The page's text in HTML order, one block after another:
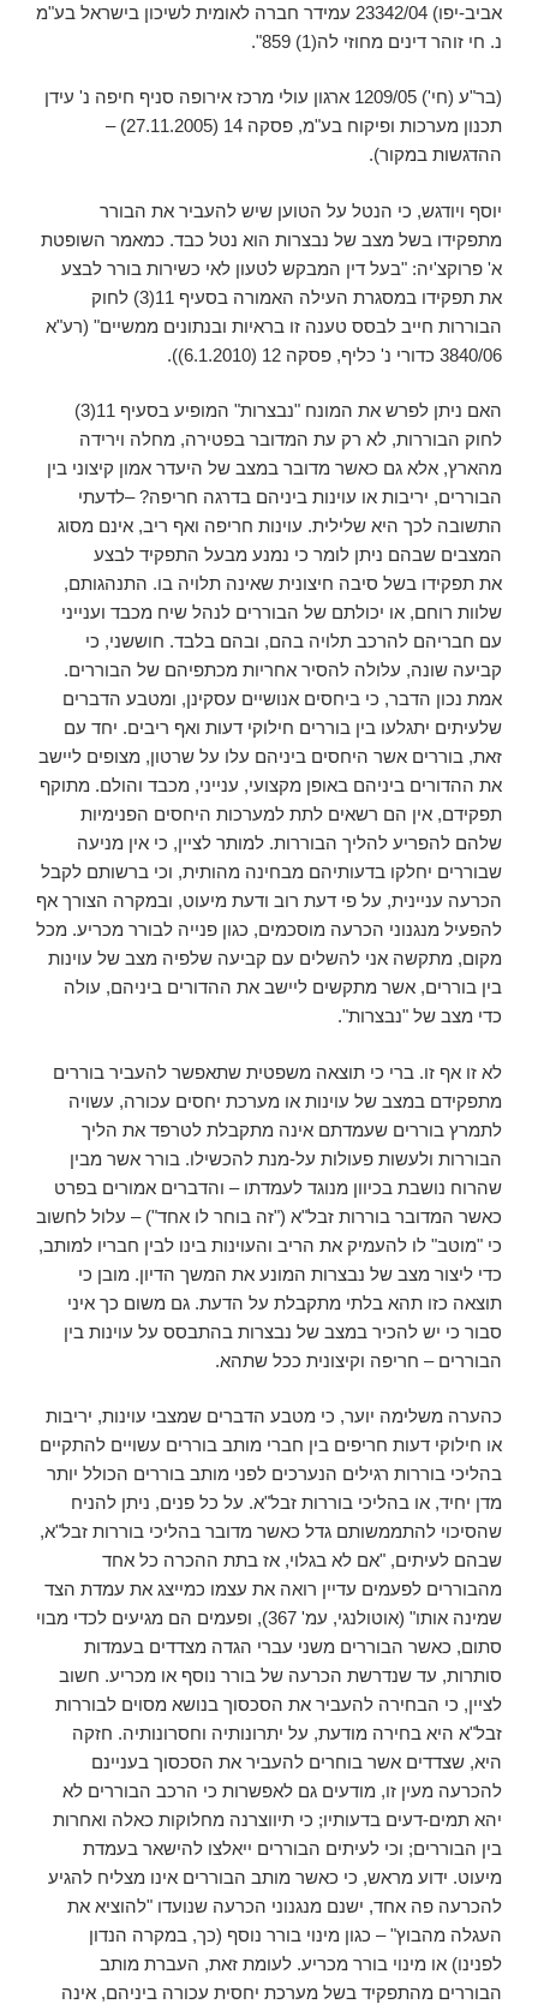
אביב-יפו) 23342/04 עמידר חברה לאומית לשיכון בישראל בע"מ
נ. חי זוהר דינים מחוזי לה(1) 859".
(בר"ע (חי') 1209/05 ארגון עולי מרכז אירופה סניף חיפה נ' עידן
תכנון מערכות ופיקוח בע"מ, פסקה 14 (27.11.2005) –
ההדגשות במקור).
יוסף ויודגש, כי הנטל על הטוען שיש להעביר את הבורר
מתפקידו בשל מצב של נבצרות הוא נטל כבד. כמאמר השופטת
א' פרוקצ'יה: "בעל דין המבקש לטעון לאי כשירות בורר לבצע
את תפקידו במסגרת העילה האמורה בסעיף 11(3) לחוק
הבוררות חייב לבסס טענה זו בראיות ובנתונים ממשיים" (רע"א
3840/06 כדורי נ' כליף, פסקה 12 (6.1.2010)).
האם ניתן לפרש את המונח "נבצרות" המופיע בסעיף 11(3)
לחוק הבוררות, לא רק עת המדובר בפטירה, מחלה וירידה
מהארץ, אלא גם כאשר מדובר במצב של היעדר אמון קיצוני בין
הבוררים, יריבות או עוינות ביניהם בדרגה חריפה? –לדעתי
התשובה לכך היא שלילית. עוינות חריפה ואף ריב, אינם מסוג
המצבים שבהם ניתן לומר כי נמנע מבעל התפקיד לבצע
את תפקידו בשל סיבה חיצונית שאינה תלויה בו. התנהגותם,
שלוות רוחם, או יכולתם של הבוררים לנהל שיח מכבד וענייני
עם חבריהם להרכב תלויה בהם, ובהם בלבד. חוששני, כי
קביעה שונה, עלולה להסיר אחריות מכתפיהם של הבוררים.
אמת נכון הדבר, כי ביחסים אנושיים עסקינן, ומטבע הדברים
שלעיתים יתגלעו בין בוררים חילוקי דעות ואף ריבים. יחד עם
זאת, בוררים אשר היחסים ביניהם עלו על שרטון, מצופים ליישב
את ההדורים ביניהם באופן מקצועי, ענייני, מכבד והולם. מתוקף
תפקידם, אין הם רשאים לתת למערכות היחסים הפנימיות
שלהם להפריע להליך הבוררות. למותר לציין, כי אין מניעה
שבוררים יחלקו בדעותיהם מבחינה מהותית, וכי ברשותם לקבל
הכרעה עניינית, על פי דעת רוב ודעת מיעוט, ובמקרה הצורך אף
להפעיל מנגנוני הכרעה מוסכמים, כגון פנייה לבורר מכריע. מכל
מקום, מתקשה אני להשלים עם קביעה שלפיה מצב של עוינות
בין בוררים, אשר מתקשים ליישב את ההדורים ביניהם, עולה
כדי מצב של "נבצרות".
לא זו אף זו. ברי כי תוצאה משפטית שתאפשר להעביר בוררים
מתפקידם במצב של עוינות או מערכת יחסים עכורה, עשויה
לתמרץ בוררים שעמדתם אינה מתקבלת לטרפד את הליך
הבוררות ולעשות פעולות על-מנת להכשילו. בורר אשר מבין
שהרוח נושבת בכיוון מנוגד לעמדתו – והדברים אמורים בפרט
כאשר המדובר בוררות זבל"א ("זה בוחר לו אחד") – עלול לחשוב
כי "מוטב" לו להעמיק את הריב והעוינות בינו לבין חבריו למותב,
כדי ליצור מצב של נבצרות המונע את המשך הדיון. מובן כי
תוצאה כזו תהא בלתי מתקבלת על הדעת. גם משום כך איני
סבור כי יש להכיר במצב של נבצרות בהתבסס על עוינות בין
הבוררים – חריפה וקיצונית ככל שתהא.
כהערה משלימה יוער, כי מטבע הדברים שמצבי עוינות, יריבות
או חילוקי דעות חריפים בין חברי מותב בוררים עשויים להתקיים
בהליכי בוררות רגילים הנערכים לפני מותב בוררים הכולל יותר
מדן יחיד, או בהליכי בוררות זבל"א. על כל פנים, ניתן להניח
שהסיכוי להתממשותם גדל כאשר מדובר בהליכי בוררות זבל"א,
שבהם לעיתים, "אם לא בגלוי, אז בתת ההכרה כל אחד
מהבוררים לפעמים עדיין רואה את עצמו כמייצג את עמדת הצד
שמינה אותו" (אוטולנגי, עמ' 367), ופעמים הם מגיעים לכדי מבוי
סתום, כאשר הבוררים משני עברי הגדה מצדדים בעמדות
סותרות, עד שנדרשת הכרעה של בורר נוסף או מכריע. חשוב
לציין, כי הבחירה להעביר את הסכסוך בנושא מסוים לבוררות
זבל"א היא בחירה מודעת, על יתרונותיה וחסרונותיה. חזקה
היא, שצדדים אשר בוחרים להעביר את הסכסוך בעניינם
להכרעה מעין זו, מודעים גם לאפשרות כי הרכב הבוררים לא
יהא תמים-דעים בדעותיו; כי תיווצרנה מחלוקות כאלה ואחרות
בין הבוררים; וכי לעיתים הבוררים ייאלצו להישאר בעמדת
מיעוט. ידוע מראש, כי כאשר מותב הבוררים אינו מצליח להגיע
להכרעה פה אחד, ישנם מנגנוני הכרעה שנועדו "להוציא את
העגלה מהבוץ" – כגון מינוי בורר נוסף (כך, במקרה הנדון
לפנינו) או מינוי בורר מכריע. לעומת זאת, העברת מותב
הבוררים מהתפקיד בשל מערכת יחסית עכורה ביניהם, אינה